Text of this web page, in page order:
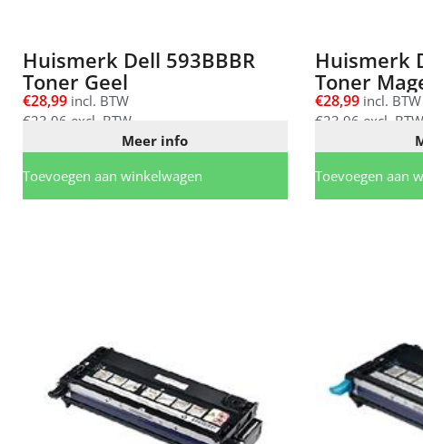
Huismerk Dell 593BBBR
Toner Geel
€28,99incl. BTW
€23,96 excl. BTW
Meer info
Toevoegen aan winkelwagen
Huismerk
Toner
€28,99 incl. BTW
€23,96 excl. BTW
Toevoegen aan